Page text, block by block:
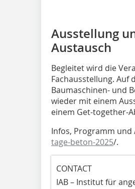
Ausstellung
Austausch
Begleitet wird die
Fachausstellung. Auf
Baumaschinen- und
wieder mit einem
einem Get-together-
Infos, Programm
tage-beton-2025/.
CONTACT
IAB – Institut für